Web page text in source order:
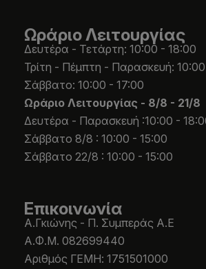
Ωράριο Λειτουργίας
Δευτέρα - Τετάρτη: 10:00 - 18:00
Τρίτη - Πέμπτη - Παρασκευή:
Σάββατο: 10:00 - 17:00
Ωράριο Λειτουργίας - 8/8 - 21/8
Δευτέρα - Παρασκευή :10:00 -
Σάββατο 8/8 : 10:00 - 15:00
Σάββατο 22/8 : 10:00 - 15:00
Επικοινωνία
Α.Γκιώνης - Π. Συμπεράς Α.Ε
Α.Φ.Μ. 082699440
Aριθμός ΓΕΜΗ: 1751501000